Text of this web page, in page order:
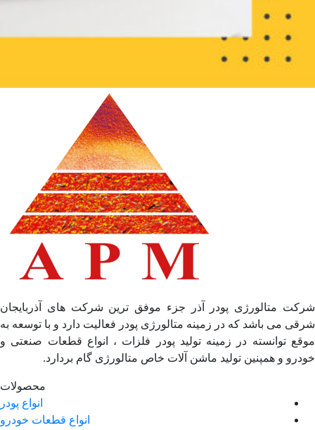
شرکت متالورژی پودر آذر جزء موفق ترین شرکت های آذربایجان
شرقی می باشد که در زمینه متالورژی پودر فعالیت دارد و با توسعه به
موقع توانسته در زمینه تولید پودر فلزات ، انواع قطعات صنعتی و
خودرو و همپنین تولید ماشن آلات خاص متالورژی گام بردارد.
محصولات
انواع پودر
انواع قطعات خودرو